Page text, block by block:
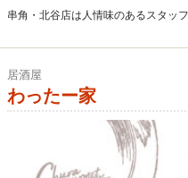
串角・北谷店は人情味のあるスタッ
居酒屋
わったー家